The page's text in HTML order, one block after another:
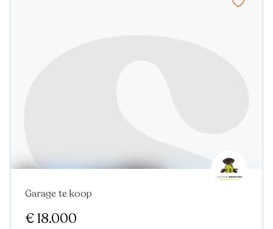
Garage te koop
€ 18.000